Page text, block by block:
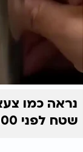
נראה כמו
שטח לפני 100 שנה